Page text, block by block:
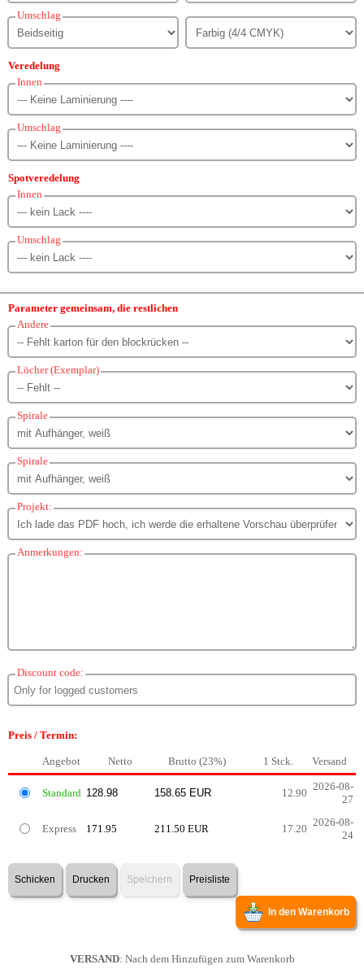
Umschlag
Veredelung
Innen
Umschlag
Spotveredelung
Innen
Umschlag
Parameter gemeinsam, die restlichen
Andere
Löcher (Exemplar)
Spirale
Spirale
Projekt:
Anmerkungen:
Discount code:
Preis / Termin:
Angebot Netto Brutto (23%) 1 Stck. Versand
Standard 12.90
2026-08-
27
Express 171.95 211.50 EUR 17.20
2026-08-
24
Schicken Drucken Speichern Preisliste
In den Warenkorb
VERSAND: Nach dem Hinzufügen zum Warenkorb